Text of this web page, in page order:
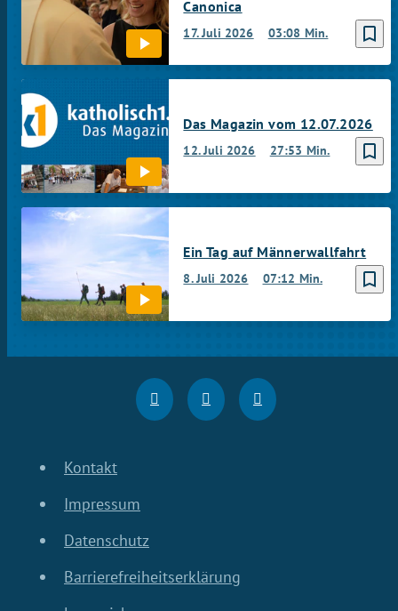
bookmark_border
17. Juli 2026 03:08 Min.
Canonica
bookmark_border
12. Juli 2026 27:53 Min.
Das Magazin vom 12.07.2026
bookmark_border
8. Juli 2026 07:12 Min.
Ein Tag auf Männerwallfahrt
Kontakt
Impressum
Datenschutz
Barrierefreiheitserklärung